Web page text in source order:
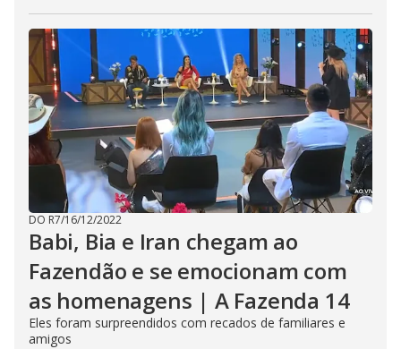
DO R7/16/12/2022
Babi, Bia e Iran chegam ao
Fazendão e se emocionam com
as homenagens | A Fazenda 14
Eles foram surpreendidos com recados de familiares e
amigos